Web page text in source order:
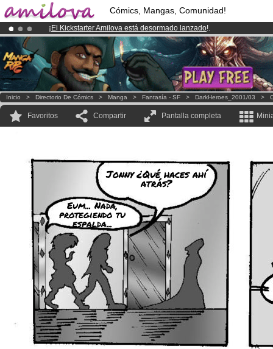
Cómics, Mangas, Comunidad!
¡ El Kickstarter Amilova está desormado lanzado!.
¡Ya tenemos 100000miembrosy 1000Cómics y Mangas!.
¡Conviertete en Premium por3.95 euros al mes!Hazte Premium ya
Inicio > Directorio De Cómics > Manga > Fantasía - SF > DarkHeroes_2001/03 >
Favoritos Compartir Pantalla completa
Jonny ¿Qué haces ahí
atrás?
Eum... Nada,
protegiendo tu
espalda...